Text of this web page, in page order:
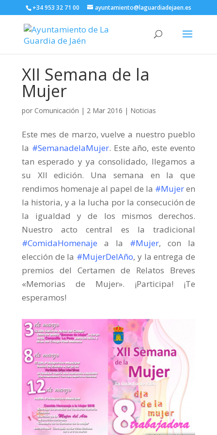
+34 953 32 71 00 ayuntamiento@laguardiadejaen.es
XII Semana de la
Mujer
por Comunicación | 2 Mar 2016 | Noticias
Este mes de marzo, vuelve a nuestro pueblo
la ‪#‎SemanadelaMujer‬. Este año, este evento
tan esperado y ya consolidado, llegamos a
su XII edición. Una semana en la que
rendimos homenaje al papel de la ‪ #‎Mujer‬ en
la historia, y a la lucha por la consecución de
la igualdad y de los mismos derechos.
Nuestro acto central es la tradicional
‪#‎ComidaHomenaje ‬ a la #Mujer, con la
elección de la ‪#‎MujerDelAño‬, y la entrega de
premios del Certamen de Relatos Breves
«Memorias de Mujer». ¡Participa! ¡Te
esperamos!